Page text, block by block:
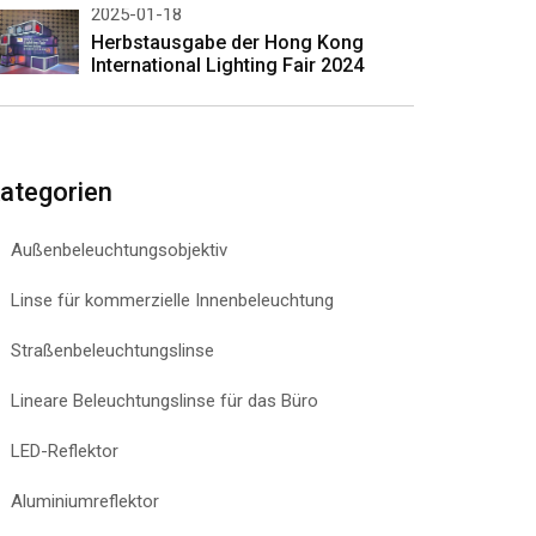
2025-01-18
Herbstausgabe der Hong Kong
International Lighting Fair 2024
Außenbeleuchtungsobjektiv
Linse für kommerzielle Innenbeleuchtung
Straßenbeleuchtungslinse
Lineare Beleuchtungslinse für das Büro
LED-Reflektor
Aluminiumreflektor